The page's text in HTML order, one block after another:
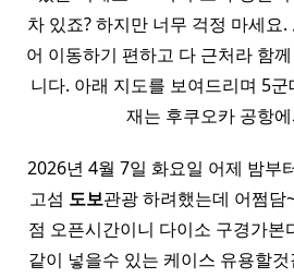
차 있죠? 하지만 너무 걱정 마세요.
어 이동하기 편하고 다 근처라 함
니다. 아래 지도를 보여드리며 5
재는 후쿠오카 공항
2026년 4월 7일 화요일 어제 밤부
고섬 도보관광 하려했는데 어쩜
점 오픈시간이니 다이소 구경가본
같이 넣을수 있는 케이스 유용할